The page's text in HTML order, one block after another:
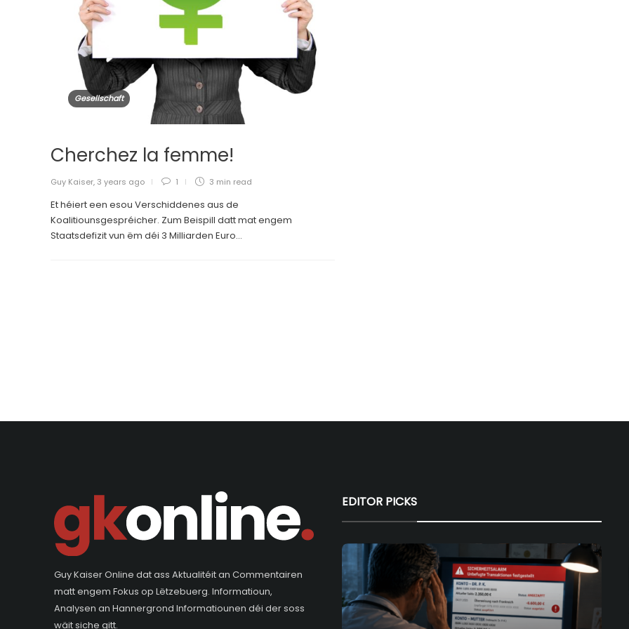
Gesellschaft
Cherchez la femme!
Guy Kaiser, 3 years ago 1 3 min read
Et héiert een esou Verschiddenes aus de
Koalitiounsgespréicher. Zum Beispill datt mat engem
Staatsdefizit vun ëm déi 3 Milliarden Euro...
Guy Kaiser Online dat ass Aktualitéit an Commentairen
matt engem Fokus op Lëtzebuerg. Informatioun,
Analysen an Hannergrond Informatiounen déi der soss
wäit siche gitt.
EDITOR PICKS